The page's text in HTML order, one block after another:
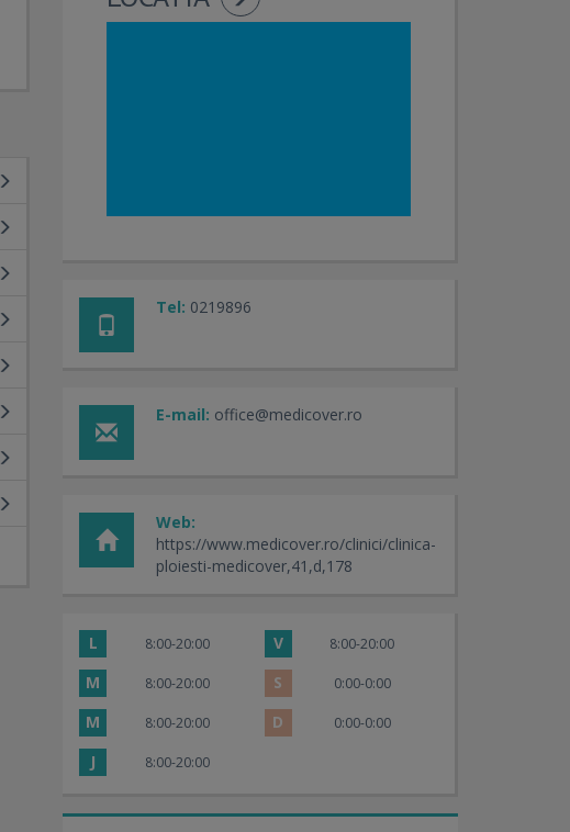
Tel: 0219896
E-mail: office@medicover.ro
Web:
https://www.medicover.ro/clinici/clinica-
ploiesti-medicover,41,d,178
L 8:00-20:00 V 8:00-20:00
M 8:00-20:00 S 0:00-0:00
M 8:00-20:00 D 0:00-0:00
J 8:00-20:00